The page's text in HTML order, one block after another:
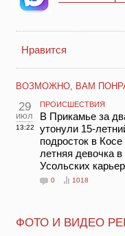
Нравится
ВОЗМОЖНО, ВАМ
29
июл
13:22
ПРОИСШЕСТВИЯ
В Прикамье за
утонули 15-
подросток в Косе
летняя девочка в
Усольских
0 1018
ФОТО И ВИДЕО